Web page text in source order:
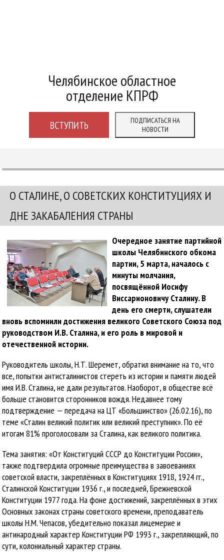
Челябинское областное
отделение КПРФ
ВСТУПИТЬ
ПОДПИСАТЬСЯ НА
НОВОСТИ
О СТАЛИНЕ, О СОВЕТСКИХ КОНСТИТУЦИЯХ И
ДНЕ ЗАКАБАЛЕНИЯ СТРАНЫ
Очередное занятие партийной
школы Челябинского обкома
партии, 5 марта, началось с
минуты молчания,
посвящённой Иосифу
Виссарионовичу Сталину. В
день его смерти, слушатели
вновь вспомнили достижения великого Советского Союза под
руководством И.В. Сталина, и его роль в мировой и
отечественной истории.
Руководитель школы, Н.Т. Шеремет, обратил внимание на то, что
все, попытки антисталинистов стереть из истории и памяти людей
имя И.В. Сталина, не дали результатов. Наоборот, в обществе всё
больше становится сторонников вождя. Недавнее тому
подтверждение — передача на ЦТ «Большинство» (26.02.16), по
теме «Сталин великий политик или великий преступник». По её
итогам 81% проголосовали за Сталина, как великого политика.
Тема занятия: «От Конституций СССР до Конституции России»,
также подтвердила огромные преимущества в завоеваниях
советской власти, закреплённых в Конституциях 1918, 1924 гг.,
Сталинской Конституции 1936 г., и последней, Брежневской
Конституции 1977 года. На фоне достижений, закреплённых в этих
Основных законах страны советского времени, преподаватель
школы Н.М. Чепасов, убедительно показал лицемерие и
антинародный характер Конституции РФ 1993 г., закрепляющий, по
сути, колониальный характер страны.